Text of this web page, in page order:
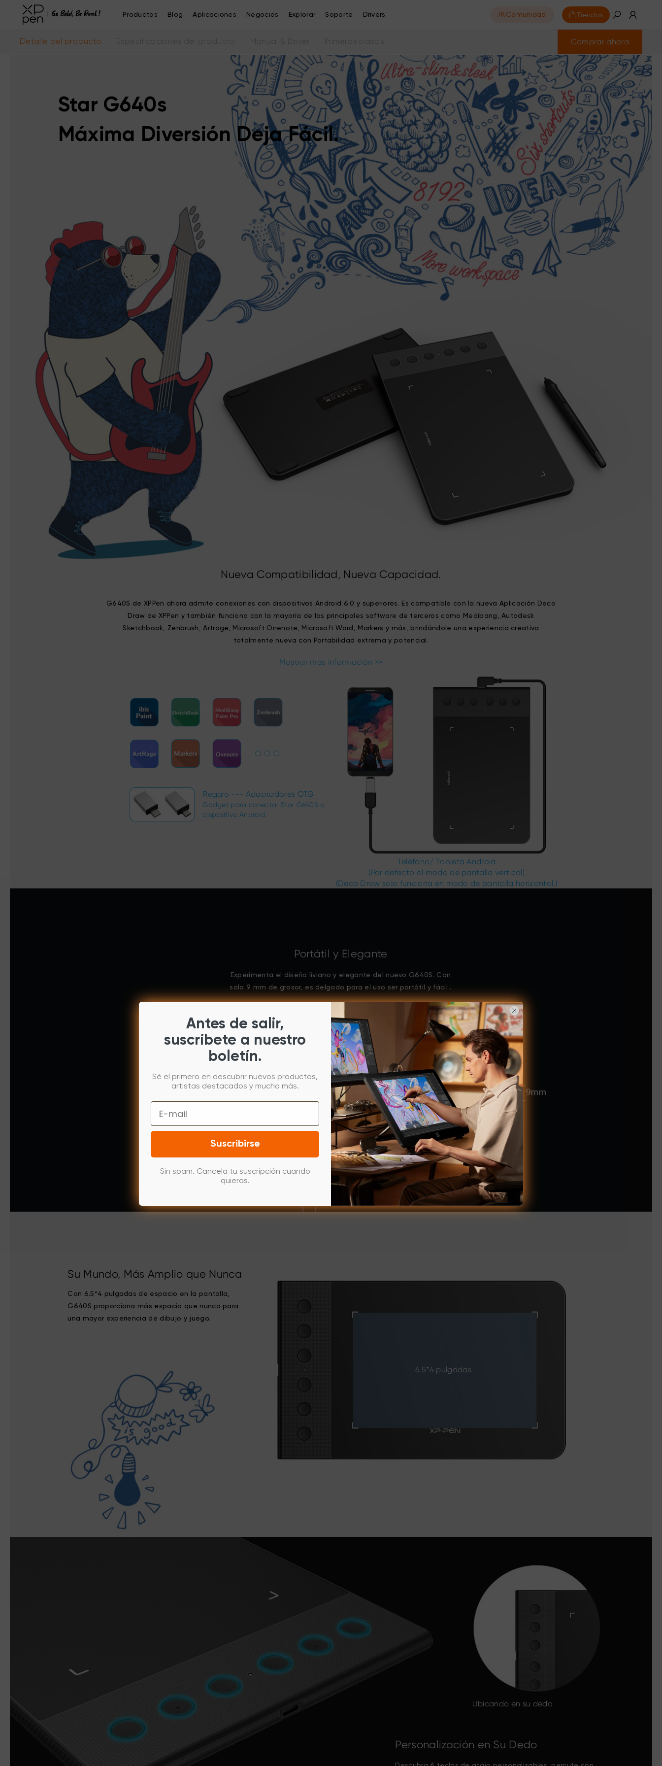
Productos Blog Aplicaciones Negocios Explorar Soporte Drivers Comunidad Tiendas
Detalle del producto Comprar ahora
Star G640s
Máxima Diversión Deja Fácil.
Nueva Compatibilidad, Nueva Capacidad.
G640S de XPPen ahora admite conexiones con dispositivos Android 6.0 y superiores. Es compatible con la nueva Aplicación Deco
Draw de XPPen y también funciona con la mayoría de los principales software de terceros como Medibang, Autodesk
Sketchbook, Zenbrush, Artrage, Microsoft Onenote, Microsoft Word, Markers y más, brindándole una experiencia creativa
totalmente nueva con Portabilidad extrema y potencial.
Mostrar más información >>
Regalo --- Adaptadores OTG
Gadget para conectar Star G640S a
dispositivo Android.
Teléfono/ Tableta Android
(Por defecto al modo de pantalla vertical)
(Deco Draw solo funciona en modo de pantalla horizontal.)
Portátil y Elegante
Experimenta el diseño liviano y elegante del nuevo G640S. Con
solo 9 mm de grosor, es delgado para el uso ser portátil y fácil .
Su Mundo, Más Amplio que Nunca
Con 6.5*4 pulgadas de espacio en la pantalla,
G640S proporciona más espacio que nunca para
una mayor experiencia de dibujo y juego.
6.5*4 pulgadas
Personalización en Su Dedo
Ubicando en su dedo
Antes de salir,
suscríbete a nuestro
boletín.
Sé el primero en descubrir nuevos productos,
artistas destacados y mucho más.
Email
Suscribirse
Sin spam. Cancela tu suscripción cuando
quieras.